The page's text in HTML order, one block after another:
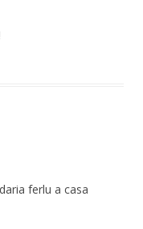
ferlu a casa